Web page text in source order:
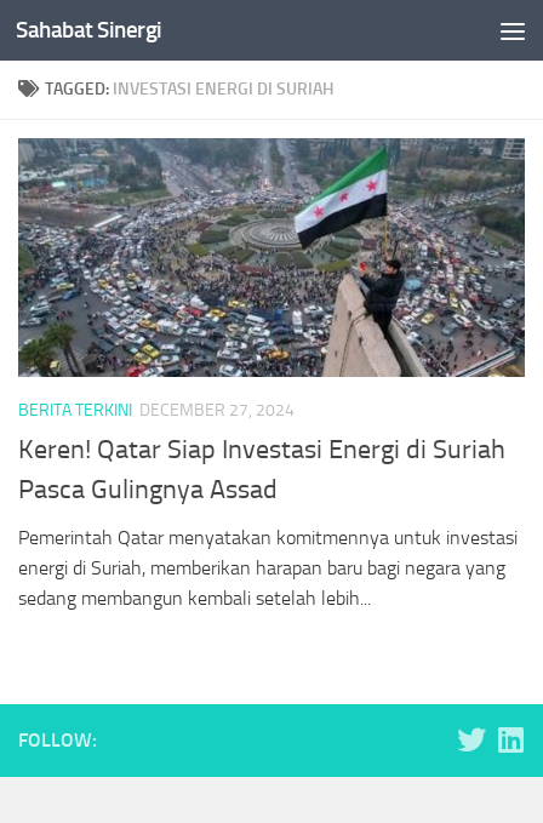
Skip to content
Sahabat Sinergi
TAGGED: INVESTASI ENERGI DI SURIAH
BERITA TERKINI DECEMBER 27, 2024
Keren! Qatar Siap Investasi Energi di Suriah
Pasca Gulingnya Assad
Pemerintah Qatar menyatakan komitmennya untuk investasi
energi di Suriah, memberikan harapan baru bagi negara yang
sedang membangun kembali setelah lebih...
FOLLOW: